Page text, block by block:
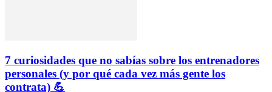
7 curiosidades que no sabías sobre los entrenadores
personales (y por qué cada vez más gente los
contrata) 💪